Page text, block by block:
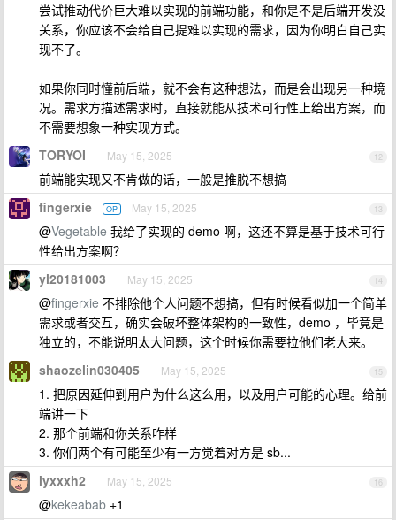
尝试推动代价巨大难以实现的前端功能，和你是不是后端开发没
关系，你应该不会给自己提难以实现的需求，因为你明白自己实
现不了。
如果你同时懂前后端，就不会有这种想法，而是会出现另一种境
况。需求方描述需求时，直接就能从技术可行性上给出方案，而
不需要想象一种实现方式。
12
TORYOI May 15, 2025
前端能实现又不肯做的话，一般是推脱不想搞
13
fingerxie OP May 15, 2025
@Vegetable 我给了实现的 demo 啊，这还不算是基于技术可行
性给出方案啊？
14
yl20181003 May 15, 2025
@fingerxie 不排除他个人问题不想搞，但有时候看似加一个简单
需求或者交互，确实会破坏整体架构的一致性，demo ，毕竟是
独立的，不能说明太大问题，这个时候你需要拉他们老大来。
15
shaozelin030405 May 15, 2025
1. 把原因延伸到用户为什么这么用，以及用户可能的心理。给前
端讲一下
2. 那个前端和你关系咋样
3. 你们两个有可能至少有一方觉着对方是 sb...
16
lyxxxh2 May 15, 2025
@kekeabab +1